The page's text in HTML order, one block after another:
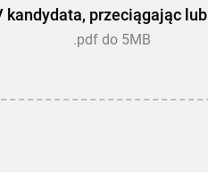
kandydata, przeciągając lub
.pdf do 5MB